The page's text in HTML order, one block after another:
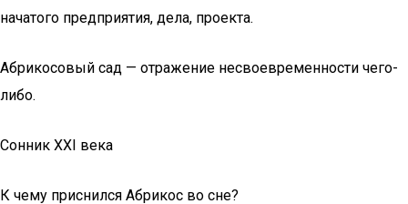
начатого предприятия, дела, проекта.
Абрикосовый сад — отражение несвоевременности чего-
либо.
Сонник XXI века
К чему приснился Абрикос во сне?